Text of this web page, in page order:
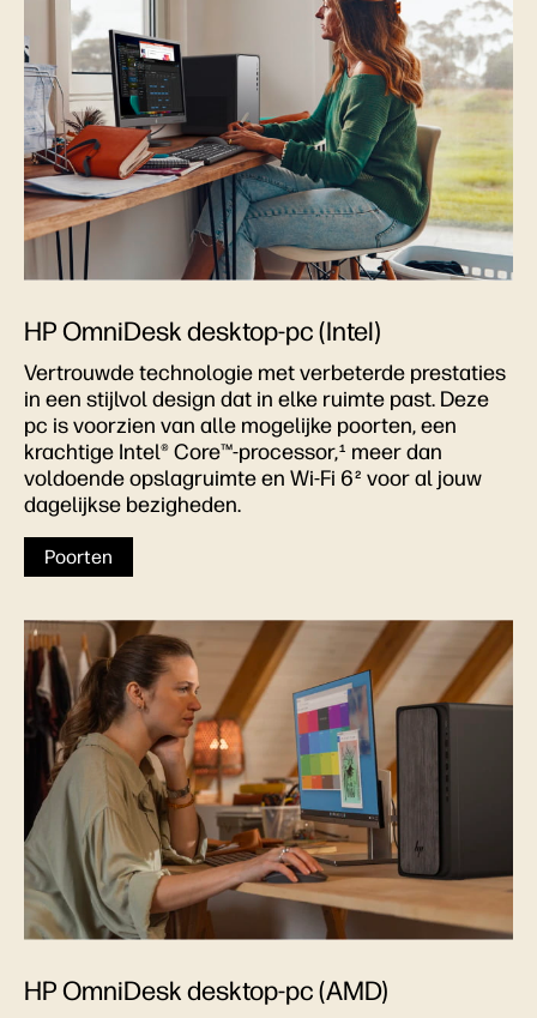
HP OmniDesk desktop-pc (Intel)
Vertrouwde technologie met verbeterde prestaties
in een stijlvol design dat in elke ruimte past. Deze
pc is voorzien van alle mogelijke poorten, een
krachtige Intel® Core™-processor,1 meer dan
voldoende opslagruimte en Wi-Fi 6 2 voor al jouw
dagelijkse bezigheden.
Poorten
HP OmniDesk desktop-pc (AMD)